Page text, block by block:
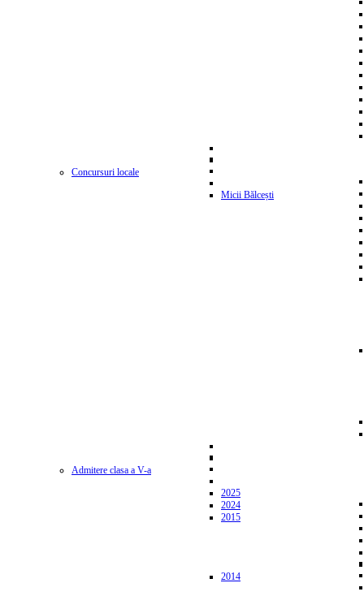
Concursuri locale
Micii Bălcești
Admitere clasa a V-a
2025
2024
2015
2014